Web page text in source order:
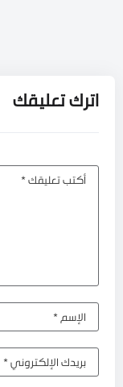
اترك تعليقك